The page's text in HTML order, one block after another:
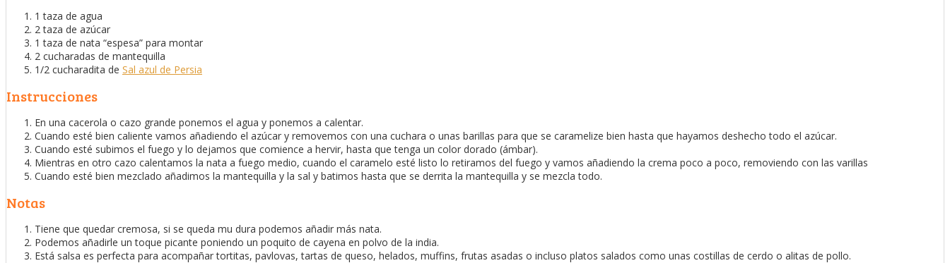
1 taza de agua
2 taza de azúcar
1 taza de nata “espesa” para montar
2 cucharadas de mantequilla
1/2 cucharadita de Sal azul de Persia
Instrucciones
En una cacerola o cazo grande ponemos el agua y ponemos a calentar.
Cuando esté bien caliente vamos añadiendo el azúcar y removemos con una cuchara o unas barillas para que se caramelize bien hasta que hayamos deshecho todo el azúcar.
Cuando esté subimos el fuego y lo dejamos que comience a hervir, hasta que tenga un color dorado (ámbar).
Mientras en otro cazo calentamos la nata a fuego medio, cuando el caramelo esté listo lo retiramos del fuego y vamos añadiendo la crema poco a poco, removiendo con las varillas
Cuando esté bien mezclado añadimos la mantequilla y la sal y batimos hasta que se derrita la mantequilla y se mezcla todo.
Notas
Tiene que quedar cremosa, si se queda mu dura podemos añadir más nata.
Podemos añadirle un toque picante poniendo un poquito de cayena en polvo de la india.
Está salsa es perfecta para acompañar tortitas, pavlovas, tartas de queso, helados, muffins, frutas asadas o incluso platos salados como unas costillas de cerdo o alitas de pollo.